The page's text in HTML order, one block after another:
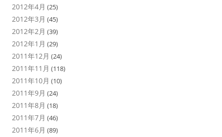
2012年4月 (25)
2012年3月 (45)
2012年2月 (39)
2012年1月 (29)
2011年12月 (24)
2011年11月 (118)
2011年10月 (10)
2011年9月 (24)
2011年8月 (18)
2011年7月 (46)
2011年6月 (89)